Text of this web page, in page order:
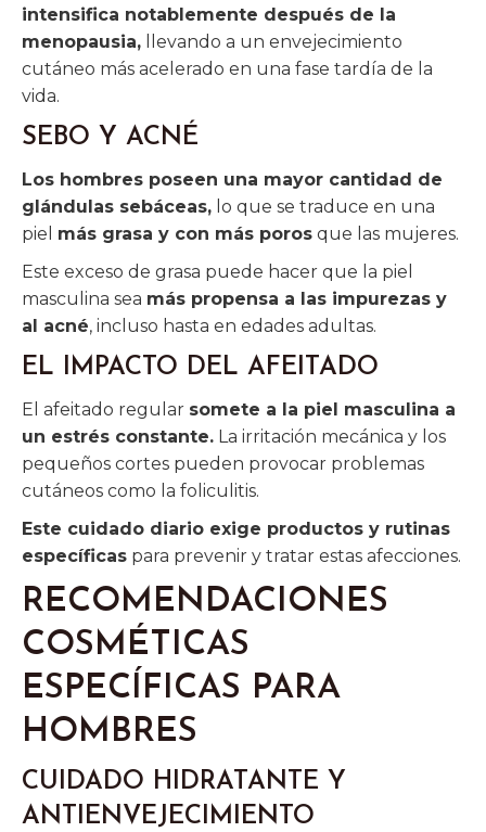
intensifica notablemente después de la
menopausia, llevando a un envejecimiento
cutáneo más acelerado en una fase tardía de la
vida.
SEBO Y ACNÉ
Los hombres poseen una mayor cantidad de
glándulas sebáceas, lo que se traduce en una
piel más grasa y con más poros que las mujeres.
Este exceso de grasa puede hacer que la piel
masculina sea más propensa a las impurezas y
al acné, incluso hasta en edades adultas.
EL IMPACTO DEL AFEITADO
El afeitado regular somete a la piel masculina a
un estrés constante. La irritación mecánica y los
pequeños cortes pueden provocar problemas
cutáneos como la foliculitis.
Este cuidado diario exige productos y rutinas
específicas para prevenir y tratar estas afecciones.
RECOMENDACIONES
COSMÉTICAS
ESPECÍFICAS PARA
HOMBRES
CUIDADO HIDRATANTE Y
ANTIENVEJECIMIENTO